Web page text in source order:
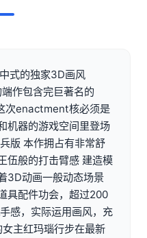
式的独家3D画风
作包含完巨著名的
次enactment核必须是
机器的游戏空间里登场
版 本作拥占有非常舒
伍般的打击臂感 建造模
3D动画一般动态场景
具配件功会，超过200
感，实际运用画风，充
主红玛瑙行步在最新